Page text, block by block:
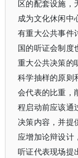
区的配套设施，
成为文化休闲中
有重大公共事件
国的听证会制度
重大公共决策的
科学抽样的原则
会代表的比重，
程启动前应该通
决策内容，并提
应增加论辩设计
听证代表现场提